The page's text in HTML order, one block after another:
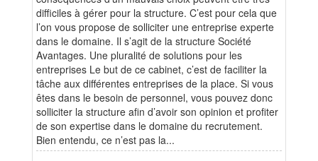
difficiles à gérer pour la structure. C’est pour cela que
l’on vous propose de solliciter une entreprise experte
dans le domaine. Il s’agit de la structure Société
Avantages. Une pluralité de solutions pour les
entreprises Le but de ce cabinet, c’est de faciliter la
tâche aux différentes entreprises de la place. Si vous
êtes dans le besoin de personnel, vous pouvez donc
solliciter la structure afin d’avoir son opinion et profiter
de son expertise dans le domaine du recrutement.
Bien entendu, ce n’est pas la...